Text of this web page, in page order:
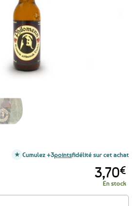
3,70€
En stock
blonde Philomenn - 33cl
Cumulez +3pointsfidélité sur cet achat